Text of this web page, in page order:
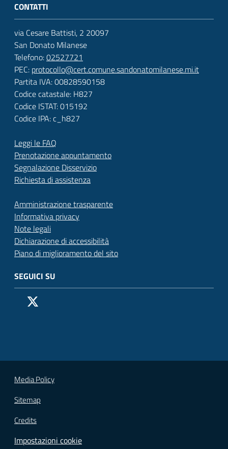
CONTATTI
via Cesare Battisti, 2 20097
San Donato Milanese
Telefono:02527721
PEC: protocollo@cert.comune.sandonatomilanese.mi.it
Partita IVA: 00828590158
Codice catastale: H827
Codice ISTAT: 015192
Codice IPA: c_h827
Leggi le FAQ
Prenotazione appuntamento
Segnalazione Disservizio
Richiesta di assistenza
Amministrazione trasparente
Informativa privacy
Note legali
Dichiarazione di accessibilità
Piano di miglioramento del sito
SEGUICI SU
Pagina Facebook del Comune di San Donato Milanese
Vai alla pagina
Media Policy
Sitemap
Credits
Impostazioni cookie